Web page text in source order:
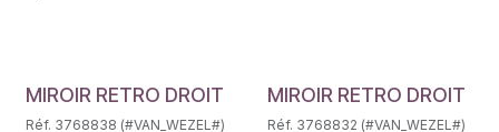
Déstockage
MIROIR RETRO DROIT
Réf. 3768838 (#VAN_WEZEL#) Déstockage
MIROIR RETRO DROIT
Réf. 3768832 (#VAN_WEZEL#)